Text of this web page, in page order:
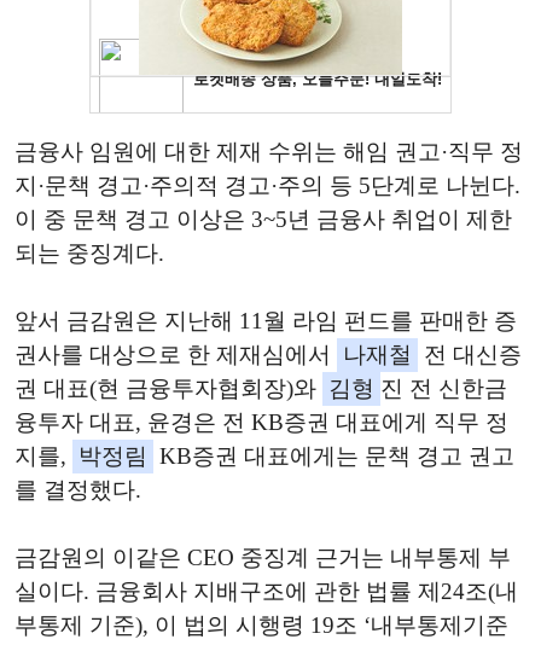
금융사 임원에 대한 제재 수위는 해임 권고·직무 정
지·문책 경고·주의적 경고·주의 등 5단계로 나뉜다.
이 중 문책 경고 이상은 3~5년 금융사 취업이 제한
되는 중징계다.
앞서 금감원은 지난해 11월 라임 펀드를 판매한 증
권사를 대상으로 한 제재심에서
나재철
전 대신증
권 대표(현 금융투자협회장)와 김형 진 전 신한금
융투자 대표, 윤경은 전 KB증권 대표에게 직무 정
지를,
박정림
KB증권 대표에게는 문책 경고 권고
를 결정했다.
금감원의 이같은 CEO 중징계 근거는 내부통제 부
실이다. 금융회사 지배구조에 관한 법률 제24조(내
부통제 기준), 이 법의 시행령 19조 ‘내부통제기준